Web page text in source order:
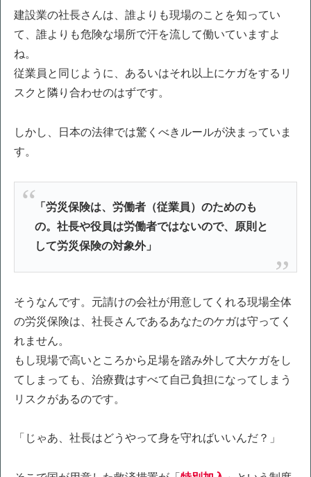
建設業の社長さんは、誰よりも現場のことを知ってい
て、誰よりも危険な場所で汗を流して働いていますよ
ね。
従業員と同じように、あるいはそれ以上にケガをするリ
スクと隣り合わせのはずです。
しかし、日本の法律では驚くべきルールが決まっていま
す。
「労災保険は、労働者（従業員）のためのも
の。社長や役員は労働者ではないので、原則と
して労災保険の対象外」
そうなんです。元請けの会社が用意してくれる現場全体
の労災保険は、社長さんであるあなたのケガは守ってく
れません。
もし現場で高いところから足場を踏み外して大ケガをし
てしまっても、治療費はすべて自己負担になってしまう
リスクがあるのです。
「じゃあ、社長はどうやって身を守ればいいんだ？」